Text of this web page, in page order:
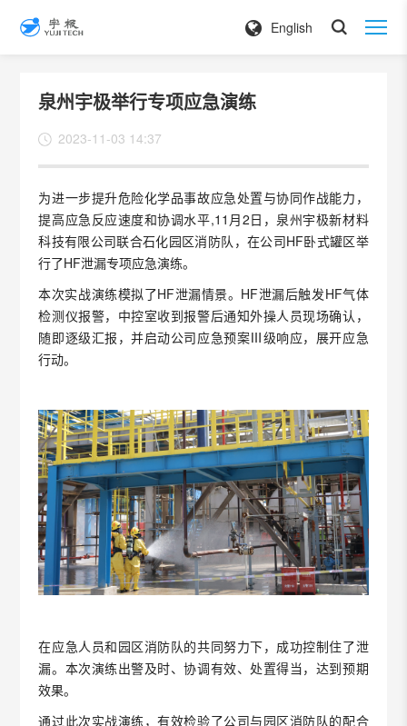
English
泉州宇极举行专项应急演练
2023-11-03 14:37
为进一步提升危险化学品事故应急处置与协同作战能力，
提高应急反应速度和协调水平,11月2日，泉州宇极新材料
科技有限公司联合石化园区消防队，在公司HF卧式罐区举
行了HF泄漏专项应急演练。
本次实战演练模拟了HF泄漏情景。HF泄漏后触发HF气体
检测仪报警，中控室收到报警后通知外操人员现场确认，
随即逐级汇报，并启动公司应急预案Ⅲ级响应，展开应急
行动。
在应急人员和园区消防队的共同努力下，成功控制住了泄
漏。本次演练出警及时、协调有效、处置得当，达到预期
效果。
通过此次实战演练，有效检验了公司与园区消防队的配合